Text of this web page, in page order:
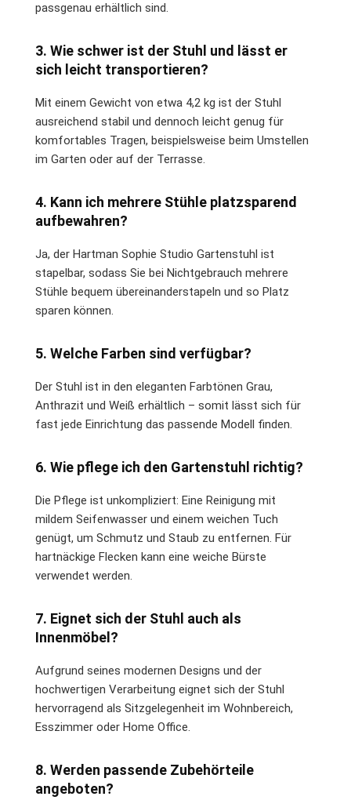
passgenau erhältlich sind.
3. Wie schwer ist der Stuhl und lässt er
sich leicht transportieren?
Mit einem Gewicht von etwa 4,2 kg ist der Stuhl
ausreichend stabil und dennoch leicht genug für
komfortables Tragen, beispielsweise beim Umstellen
im Garten oder auf der Terrasse.
4. Kann ich mehrere Stühle platzsparend
aufbewahren?
Ja, der Hartman Sophie Studio Gartenstuhl ist
stapelbar, sodass Sie bei Nichtgebrauch mehrere
Stühle bequem übereinanderstapeln und so Platz
sparen können.
5. Welche Farben sind verfügbar?
Der Stuhl ist in den eleganten Farbtönen Grau,
Anthrazit und Weiß erhältlich – somit lässt sich für
fast jede Einrichtung das passende Modell finden.
6. Wie pflege ich den Gartenstuhl richtig?
Die Pflege ist unkompliziert: Eine Reinigung mit
mildem Seifenwasser und einem weichen Tuch
genügt, um Schmutz und Staub zu entfernen. Für
hartnäckige Flecken kann eine weiche Bürste
verwendet werden.
7. Eignet sich der Stuhl auch als
Innenmöbel?
Aufgrund seines modernen Designs und der
hochwertigen Verarbeitung eignet sich der Stuhl
hervorragend als Sitzgelegenheit im Wohnbereich,
Esszimmer oder Home Office.
8. Werden passende Zubehörteile
angeboten?